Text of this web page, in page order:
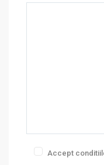
Accept